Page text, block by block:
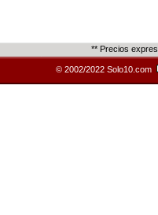
** Precios
© 2002/2022 Solo10.com